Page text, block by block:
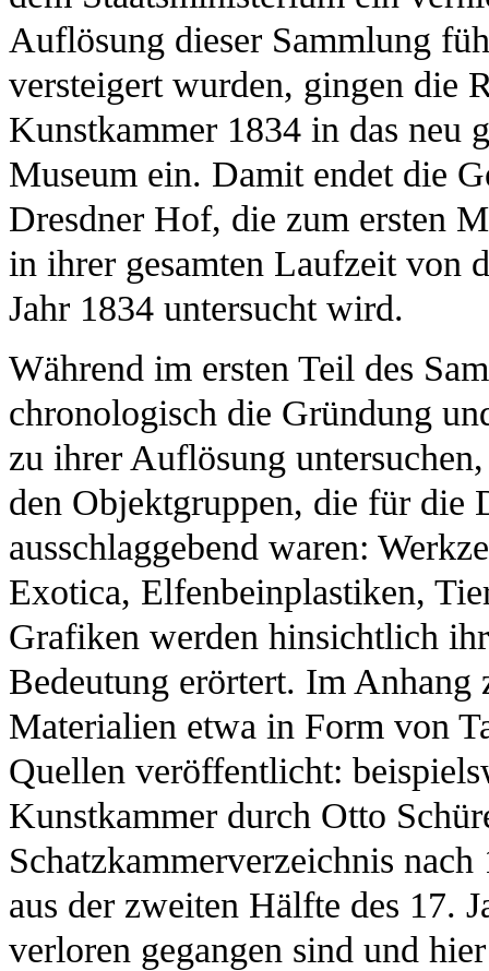
Auflösung dieser Sammlung
versteigert wurden, gingen die
Kunstkammer 1834 in das neu
Museum ein. Damit endet die
Dresdner Hof, die zum ersten
in ihrer gesamten Laufzeit von
Jahr 1834 untersucht wird.
Während im ersten Teil des
chronologisch die Gründung
zu ihrer Auflösung
den Objektgruppen, die für die
ausschlaggebend waren:
Exotica, Elfenbeinplastiken,
Grafiken werden hinsichtlich
Bedeutung erörtert. Im
Materialien etwa in Form von
Quellen veröffentlicht:
Kunstkammer durch Otto
Schatzkammerverzeichnis
aus der zweiten Hälfte des 17.
verloren gegangen sind und